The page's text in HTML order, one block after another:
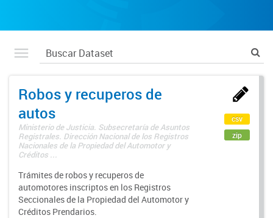
Robos y recuperos de
autos
Ministerio de Justicia. Subsecretaría de Asuntos
Registrales. Dirección Nacional de los Registros
Nacionales de la Propiedad del Automotor y
Créditos ...
Trámites de robos y recuperos de
automotores inscriptos en los Registros
Seccionales de la Propiedad del Automotor y
Créditos Prendarios.
csv
zip